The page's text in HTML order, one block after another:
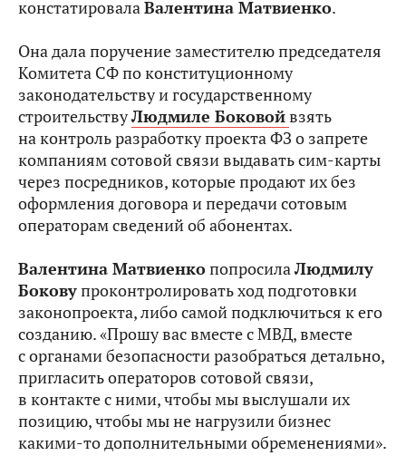
констатировалаВалентина Матвиенко.
Она дала поручение заместителю председателя
Комитета СФ по конституционному
законодательству и государственному
строительствуЛюдмиле Боковойвзять
на контроль разработку проекта ФЗ о запрете
компаниям сотовой связи выдавать сим-карты
через посредников, которые продают их без
оформления договора и передачи сотовым
операторам сведений об абонентах.
Валентина МатвиенкопопросилаЛюдмилу
Боковупроконтролировать ход подготовки
законопроекта, либо самой подключиться к его
созданию. «Прошу вас вместе с МВД, вместе
с органами безопасности разобраться детально,
пригласить операторов сотовой связи,
в контакте с ними, чтобы мы выслушали их
позицию, чтобы мы не нагрузили бизнес
какими‑то дополнительными обременениями».